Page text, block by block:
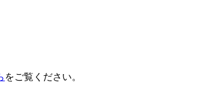
をご覧ください。